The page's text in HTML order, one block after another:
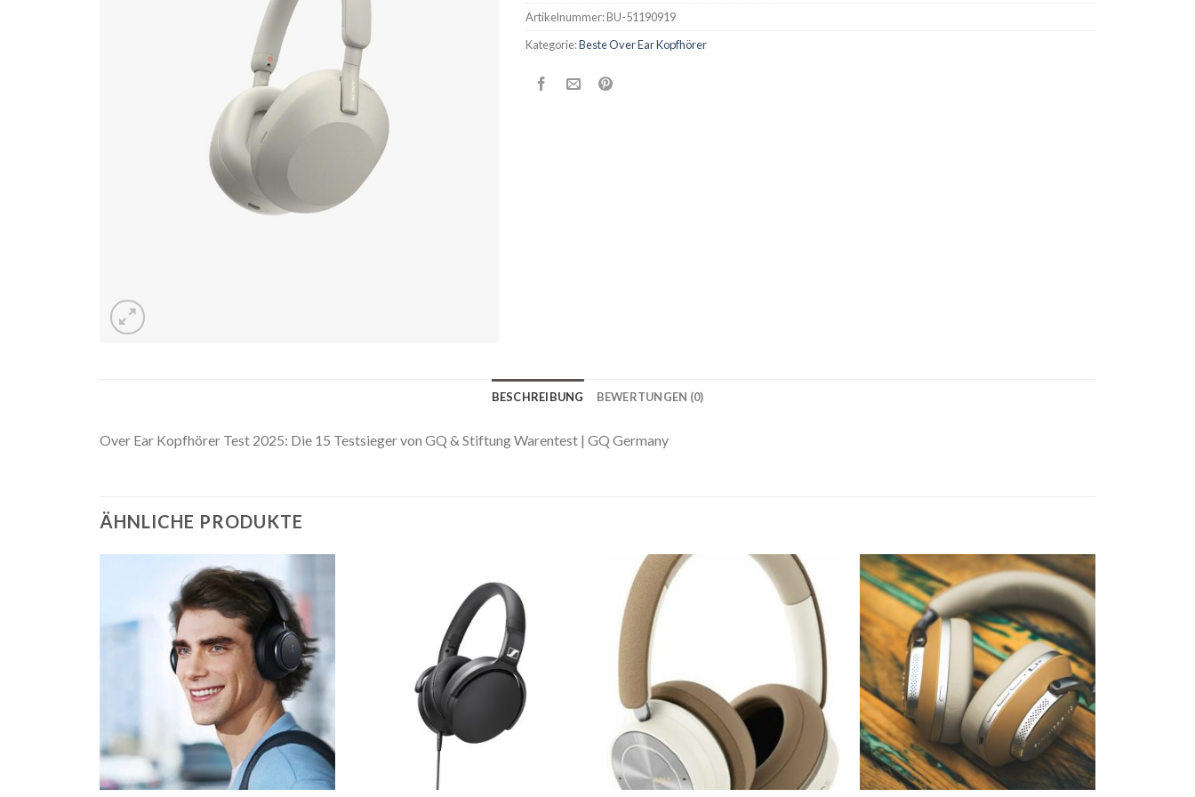
Artikelnummer:BU-51190919
Kategorie:Beste Over Ear Kopfhörer
BESCHREIBUNG BEWERTUNGEN (0)
Over Ear Kopfhörer Test 2025: Die 15 Testsieger von GQ & Stiftung Warentest | GQ Germany
ÄHNLICHE PRODUKTE